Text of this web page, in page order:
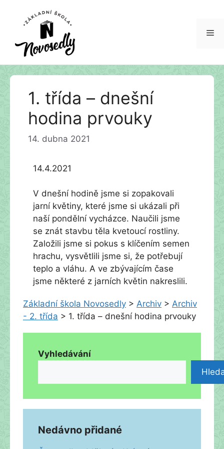
Přeskočit
1. třída – dnešní
hodina prvouky
14. dubna 2021
14.4.2021
V dnešní hodině jsme si zopakovali
jarní květiny, které jsme si ukázali při
naší pondělní vycházce. Naučili jsme
se znát stavbu těla kvetoucí rostliny.
Založili jsme si pokus s klíčením semen
hrachu, vysvětlili jsme si, že potřebují
teplo a vláhu. A ve zbývajícím čase
jsme některé z jarních květin nakreslili.
Základní škola Novosedly > Archiv > Archiv
- 2. třída > 1. třída – dnešní hodina prvouky
Vyhledávání
Nedávno přidané